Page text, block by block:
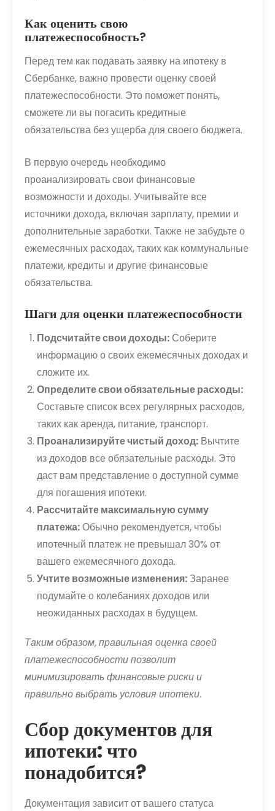
Как оценить свою
платежеспособность?
Перед тем как подавать заявку на ипотеку в
Сбербанке, важно провести оценку своей
платежеспособности. Это поможет понять,
сможете ли вы погасить кредитные
обязательства без ущерба для своего бюджета.
В первую очередь необходимо
проанализировать свои финансовые
возможности и доходы. Учитывайте все
источники дохода, включая зарплату, премии и
дополнительные заработки. Также не забудьте о
ежемесячных расходах, таких как коммунальные
платежи, кредиты и другие финансовые
обязательства.
Шаги для оценки платежеспособности
Подсчитайте свои доходы: Соберите
информацию о своих ежемесячных доходах и
сложите их.
Определите свои обязательные расходы:
Составьте список всех регулярных расходов,
таких как аренда, питание, транспорт.
Проанализируйте чистый доход: Вычтите
из доходов все обязательные расходы. Это
даст вам представление о доступной сумме
для погашения ипотеки.
Рассчитайте максимальную сумму
платежа:Обычно рекомендуется, чтобы
ипотечный платеж не превышал 30% от
вашего ежемесячного дохода.
Учтите возможные изменения: Заранее
подумайте о колебаниях доходов или
неожиданных расходах в будущем.
Таким образом, правильная оценка своей
платежеспособности позволит
минимизировать финансовые риски и
правильно выбрать условия ипотеки.
Сбор документов для
ипотеки: что
понадобится?
Документация зависит от вашего статуса